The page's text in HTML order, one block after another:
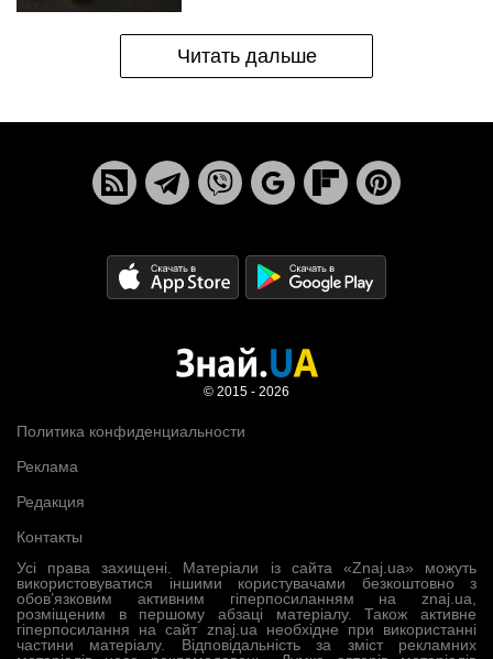
Читать дальше
Усі права захищені. Матеріали із сайта «Znaj.ua» можуть
використовуватися іншими користувачами безкоштовно з
обов’язковим активним гіперпосиланням на znaj.ua,
розміщеним в першому абзаці матеріалу. Також активне
гіперпосилання на сайт znaj.ua необхідне при використанні
частини матеріалу. Відповідальність за зміст рекламних
Политика конфиденциальности
Реклама
Редакция
Контакты
© 2015 - 2026